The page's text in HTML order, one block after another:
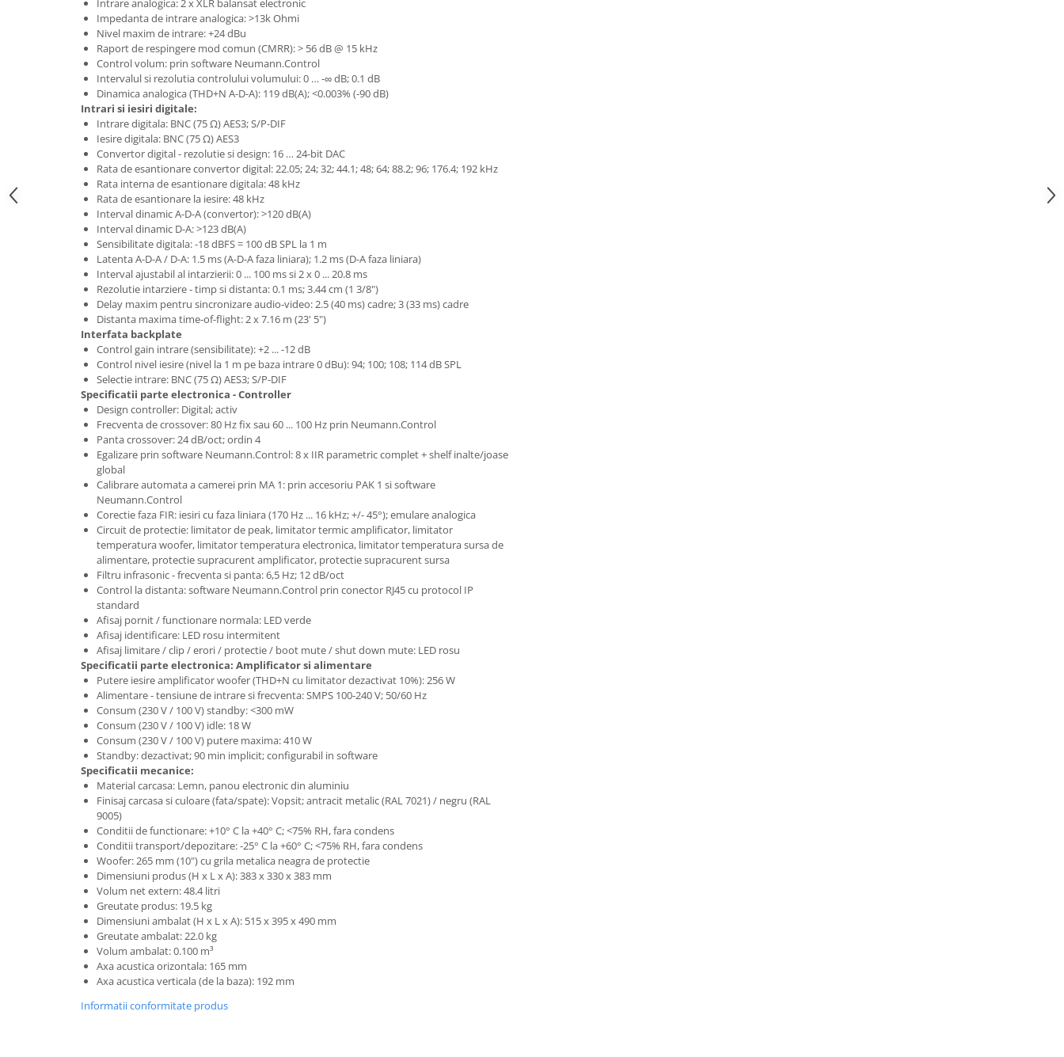
Preamplificatoare
Protectii antifonice pentru urechi
Recordere de studio
Recordere portabile
Sintetizatoare
Standuri si stative de monitoare
Subwoofere de studio
Tratament acustic
Lumini si efecte
Accesorii pentru lumini
Cabluri de Alimentare
Case-uri de lumini
Comenzi si controllere
Efecte de lumini
Masini de fum si ceata
Moving Head-uri
Par Led si Pinspot
Scene şi Ring-uri de Dans
Stative si schela lumini
Instrumente Muzicale
Chitare si bass
Instrumente cu arcus
Instrumente de percutie
Instrumente de suflat
Instrumente si jucarii pentru copii
Instrumente traditionale
Accesorii Pick-up si Vinyl
Controllere MIDI - USB DAW
Genti pentru DJ
Samplere si controllere
Stative si pupitre DJ
Cabluri si conectori
Intrare analogica: 2 x XLR balansat electronic
Impedanta de intrare analogica: >13k Ohmi
Nivel maxim de intrare: +24 dBu
Raport de respingere mod comun (CMRR): > 56 dB @ 15 kHz
Control volum: prin software Neumann.Control
Intervalul si rezolutia controlului volumului: 0 … -∞ dB; 0.1 dB
Dinamica analogica (THD+N A-D-A): 119 dB(A); <0.003% (-90 dB)
Intrari si iesiri digitale:
Intrare digitala: BNC (75 Ω) AES3; S/P-DIF
Iesire digitala: BNC (75 Ω) AES3
Convertor digital - rezolutie si design: 16 … 24-bit DAC
Rata de esantionare convertor digital: 22.05; 24; 32; 44.1; 48; 64; 88.2; 96; 176.4; 192 kHz
Rata interna de esantionare digitala: 48 kHz
Rata de esantionare la iesire: 48 kHz
Interval dinamic A-D-A (convertor): >120 dB(A)
Interval dinamic D-A: >123 dB(A)
Sensibilitate digitala: -18 dBFS = 100 dB SPL la 1 m
Latenta A-D-A / D-A: 1.5 ms (A-D-A faza liniara); 1.2 ms (D-A faza liniara)
Interval ajustabil al intarzierii: 0 ... 100 ms si 2 x 0 ... 20.8 ms
Rezolutie intarziere - timp si distanta: 0.1 ms; 3.44 cm (1 3/8")
Delay maxim pentru sincronizare audio-video: 2.5 (40 ms) cadre; 3 (33 ms) cadre
Distanta maxima time-of-flight: 2 x 7.16 m (23' 5")
Interfata backplate
Control gain intrare (sensibilitate): +2 ... -12 dB
Control nivel iesire (nivel la 1 m pe baza intrare 0 dBu): 94; 100; 108; 114 dB SPL
Selectie intrare: BNC (75 Ω) AES3; S/P-DIF
Specificatii parte electronica - Controller
Design controller: Digital; activ
Frecventa de crossover: 80 Hz fix sau 60 ... 100 Hz prin Neumann.Control
Panta crossover: 24 dB/oct; ordin 4
Egalizare prin software Neumann.Control: 8 x IIR parametric complet + shelf inalte/joase
global
Calibrare automata a camerei prin MA 1: prin accesoriu PAK 1 si software
Neumann.Control
Corectie faza FIR: iesiri cu faza liniara (170 Hz ... 16 kHz; +/- 45°); emulare analogica
Circuit de protectie: limitator de peak, limitator termic amplificator, limitator
temperatura woofer, limitator temperatura electronica, limitator temperatura sursa de
alimentare, protectie supracurent amplificator, protectie supracurent sursa
Filtru infrasonic - frecventa si panta: 6,5 Hz; 12 dB/oct
Control la distanta: software Neumann.Control prin conector RJ45 cu protocol IP
standard
Afisaj pornit / functionare normala: LED verde
Afisaj identificare: LED rosu intermitent
Afisaj limitare / clip / erori / protectie / boot mute / shut down mute: LED rosu
Specificatii parte electronica: Amplificator si alimentare
Putere iesire amplificator woofer (THD+N cu limitator dezactivat 10%): 256 W
Alimentare - tensiune de intrare si frecventa: SMPS 100-240 V; 50/60 Hz
Consum (230 V / 100 V) standby: <300 mW
Consum (230 V / 100 V) idle: 18 W
Consum (230 V / 100 V) putere maxima: 410 W
Standby: dezactivat; 90 min implicit; configurabil in software
Specificatii mecanice:
Material carcasa: Lemn, panou electronic din aluminiu
Finisaj carcasa si culoare (fata/spate): Vopsit; antracit metalic (RAL 7021) / negru (RAL
9005)
Conditii de functionare: +10° C la +40° C; <75% RH, fara condens
Conditii transport/depozitare: -25° C la +60° C; <75% RH, fara condens
Woofer: 265 mm (10") cu grila metalica neagra de protectie
Dimensiuni produs (H x L x A): 383 x 330 x 383 mm
Volum net extern: 48.4 litri
Greutate produs: 19.5 kg
Dimensiuni ambalat (H x L x A): 515 x 395 x 490 mm
Greutate ambalat: 22.0 kg
Volum ambalat: 0.100 m³
Axa acustica orizontala: 165 mm
Axa acustica verticala (de la baza): 192 mm
Informatii conformitate produs